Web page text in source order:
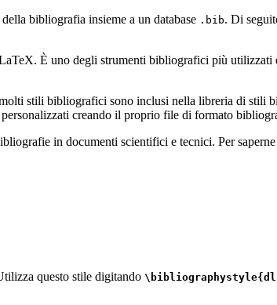
bibliografia insieme a un database .bib. Di
È uno degli strumenti bibliografici più
stili bibliografici sono inclusi nella libreria di
creando il proprio file di formato
in documenti scientifici e tecnici. Per
questo stile digitando